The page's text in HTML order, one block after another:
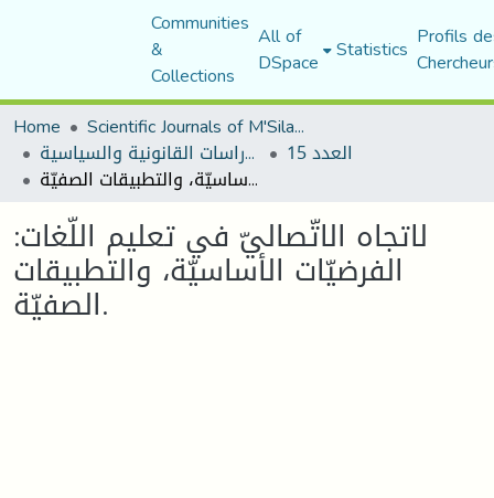
Communities
&
Collections
All of
DSpace Statistics Profils
Home
Scientific Journals of M'Sila University
مجلة الأستاذ الباحث للدراسات القانونية والسياسية العدد 15
لاتجاه الاتّصاليّ في تعليم اللّغات: الفرضيّات الأساسيّة، والتطبيقات الصفيّة.
لاتجاه الاتّصاليّ في تعليم اللّغات:
الفرضيّات الأساسيّة، والتطبيقات
الصفيّة.